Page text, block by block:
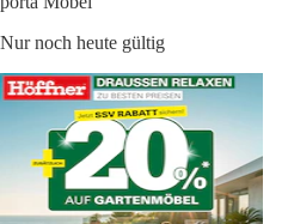
Nur noch heute gültig